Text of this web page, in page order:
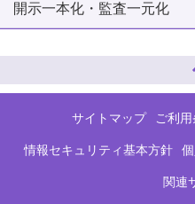
開示一本化・監査一元化
サイトマップ ご利
情報セキュリティ基本方針
関連